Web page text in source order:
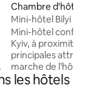
Chambre d'hôtel ⋅
Mini-hôtel Bilyi
Mini-hôtel
Kyiv, à proximité
principales
marche de
Okhmatdyt, ce
les hôtels